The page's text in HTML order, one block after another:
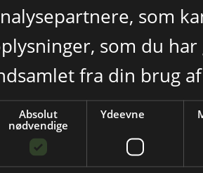
som
som du
fra din brug
Absolut
nødvendige
Ydeevne